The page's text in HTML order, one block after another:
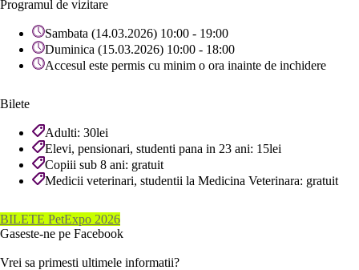
Programul de vizitare
Sambata (14.03.2026) 10:00 - 19:00
Duminica (15.03.2026) 10:00 - 18:00
Accesul este permis cu minim o ora inainte de inchidere
Bilete
Adulti: 30lei
Elevi, pensionari, studenti pana in 23 ani: 15lei
Copiii sub 8 ani: gratuit
Medicii veterinari, studentii la Medicina Veterinara: gratuit
BILETE PetExpo 2026
Gaseste-ne pe Facebook
Vrei sa primesti ultimele informatii?